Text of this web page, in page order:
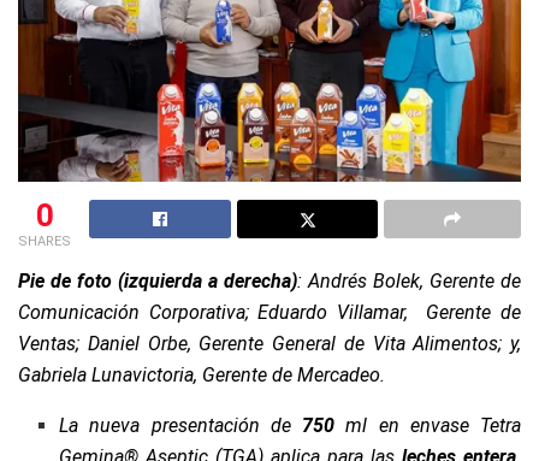
0
SHARES
Pie de foto (izquierda a derecha): Andrés Bolek, Gerente de
Comunicación Corporativa; Eduardo Villamar, Gerente de
Ventas; Daniel Orbe, Gerente General de Vita Alimentos; y,
Gabriela Lunavictoria, Gerente de Mercadeo.
La nueva presentación de 750ml en envase Tetra
Gemina® Aseptic (TGA) aplica para lasleches entera,